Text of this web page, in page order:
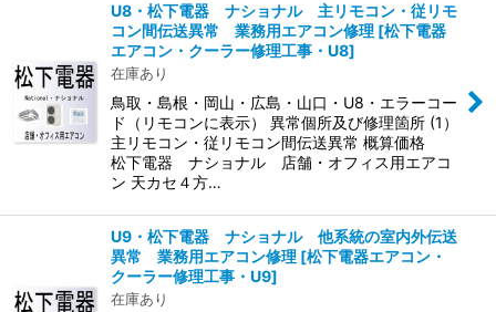
U8・松下電器 ナショナル 主リモコン・従リモ
コン間伝送異常 業務用エアコン修理 [松下電器
エアコン・クーラー修理工事・U8]
在庫あり
鳥取・島根・岡山・広島・山口・U8・エラーコー
ド（リモコンに表示） 異常個所及び修理箇所 (1）
主リモコン・従リモコン間伝送異常 概算価格
松下電器 ナショナル 店舗・オフィス用エアコ
ン 天カセ４方…
U9・松下電器 ナショナル 他系統の室内外伝送
異常 業務用エアコン修理 [松下電器エアコン・
クーラー修理工事・U9]
在庫あり